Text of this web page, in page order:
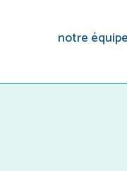
notre